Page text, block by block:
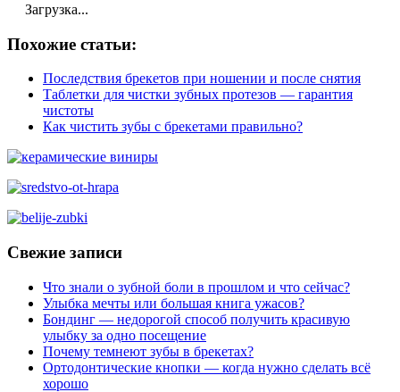
Загрузка...
Похожие статьи:
Последствия брекетов при ношении и после снятия
Таблетки для чистки зубных протезов — гарантия
чистоты
Как чистить зубы с брекетами правильно?
Свежие записи
Что знали о зубной боли в прошлом и что сейчас?
Улыбка мечты или большая книга ужасов?
Бондинг — недорогой способ получить красивую
улыбку за одно посещение
Почему темнеют зубы в брекетах?
Ортодонтические кнопки — когда нужно сделать всё
хорошо